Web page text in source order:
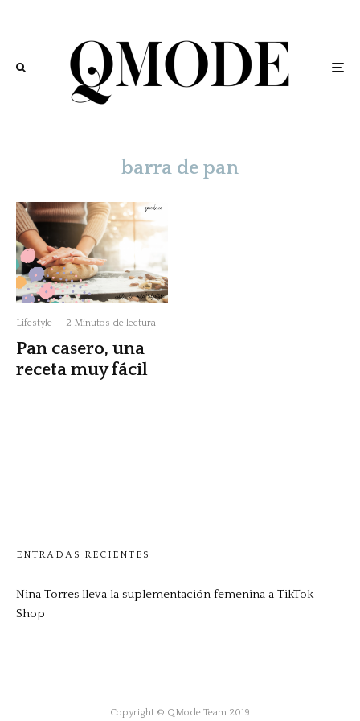
barra de pan
Lifestyle · 2 Minutos de lectura
Pan casero, una
receta muy fácil
ENTRADAS RECIENTES
Nina Torres lleva la suplementación femenina a TikTok
Shop
Copyright © QMode Team 2019